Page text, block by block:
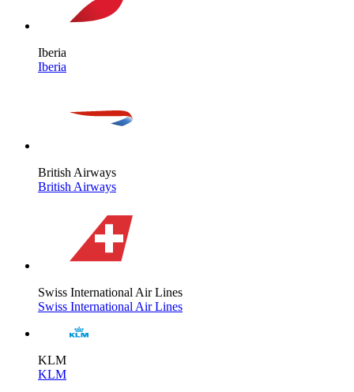
Iberia
Iberia
British Airways
British Airways
Swiss International Air Lines
Swiss International Air Lines
KLM
KLM